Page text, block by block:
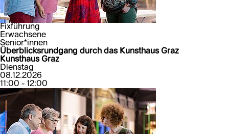
Fixführung
Erwachsene
Senior*innen
Überblicksrundgang durch das Kunsthaus Graz
Kunsthaus Graz
Dienstag
08.12.2026
11:00 - 12:00